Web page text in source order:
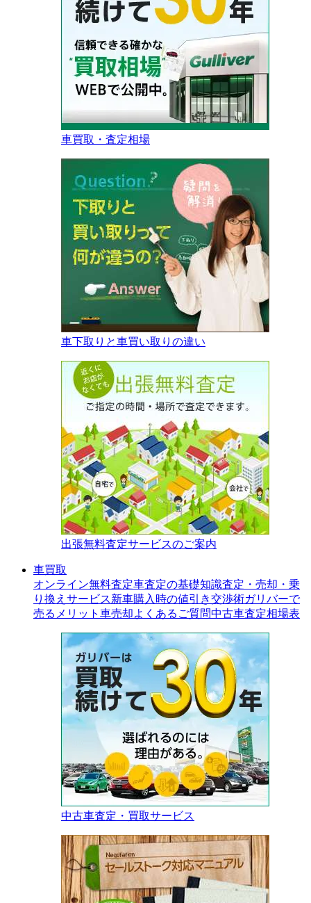
車買取・査定相場
車下取りと車買い取りの違い
出張無料査定サービスのご案内
車買取
オンライン無料査定車査定の基礎知識査定・売却・乗
り換えサービス新車購入時の値引き交渉術ガリバーで
売るメリット 車売却よくあるご質問中古車査定相場表
中古車査定・買取サービス